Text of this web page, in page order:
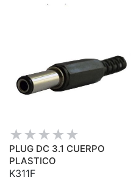
PLUG DC 3.1 CUERPO
PLASTICO
K311F